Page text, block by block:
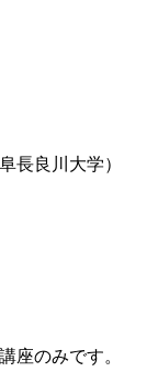
長良川大学）
座のみです。